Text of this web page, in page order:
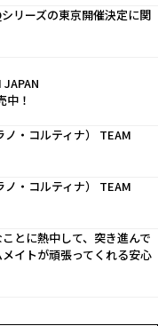
リーズの東京開催決定に関
中！
・コルティナ） TEAM
・コルティナ） TEAM
とに熱中して、突き進んで
イトが頑張ってくれる安心